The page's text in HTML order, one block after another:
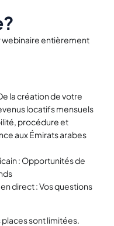
webinaire entièrement
la création de votre
locatifs mensuels
procédure et
aux Émirats arabes
: Opportunités de
direct : Vos questions
sont limitées.